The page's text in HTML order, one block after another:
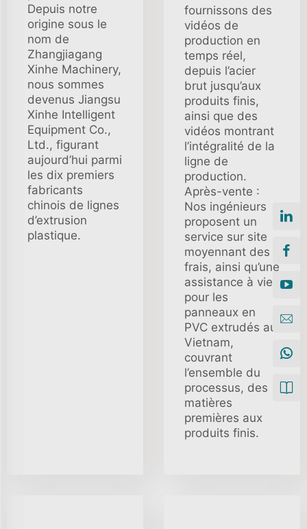
Depuis notre
origine sous le
nom de
Zhangjiagang
Xinhe Machinery,
nous sommes
devenus Jiangsu
Xinhe Intelligent
Equipment Co.,
Ltd., figurant
aujourd’hui parmi
les dix premiers
fabricants
chinois de lignes
d’extrusion
plastique.
fournissons des
vidéos de
production en
temps réel,
depuis l’acier
brut jusqu’aux
produits finis,
ainsi que des
vidéos montrant
l’intégralité de la
ligne de
production.
Après-vente :
Nos ingénieurs
proposent un
service sur site
moyennant des
frais, ainsi qu’une
assistance à vie
pour les
panneaux en
PVC extrudés au
Vietnam,
couvrant
l’ensemble du
processus, des
matières
premières aux
produits finis.